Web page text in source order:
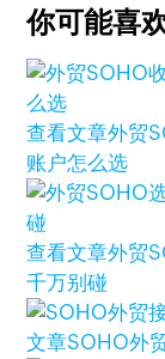
你可能喜
查看文章外贸
账户怎么选
查看文章外贸
千万别碰
文章SOHO外